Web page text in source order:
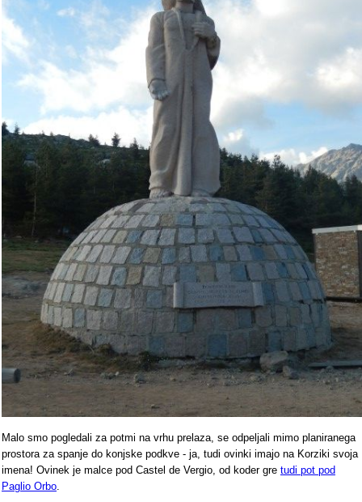
Malo smo pogledali za potmi na vrhu prelaza, se odpeljali mimo planiranega
prostora za spanje do konjske podkve - ja, tudi ovinki imajo na Korziki svoja
imena! Ovinek je malce pod Castel de Vergio, od koder gre tudi pot pod
Paglio Orbo.